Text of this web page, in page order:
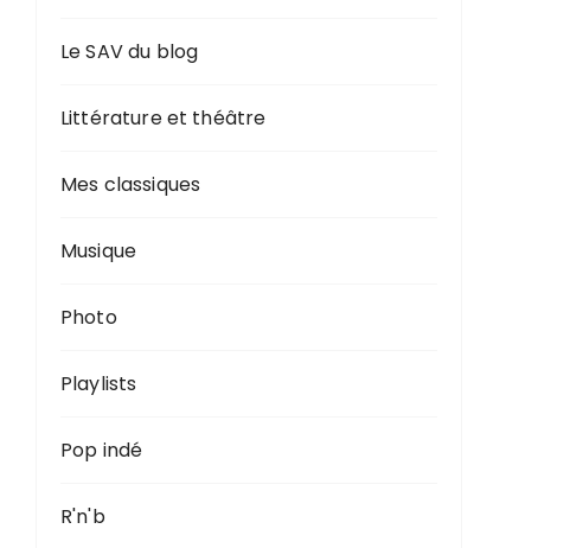
Le SAV du blog
Littérature et théâtre
Mes classiques
Musique
Photo
Playlists
Pop indé
R'n'b